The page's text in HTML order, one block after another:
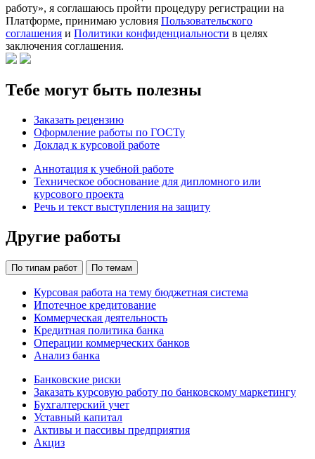
работу», я соглашаюсь пройти процедуру регистрации на
Платформе, принимаю условия Пользовательского
соглашения и Политики конфиденциальности в целях
заключения соглашения.
Тебе могут быть полезны
Заказать рецензию
Оформление работы по ГОСТу
Доклад к курсовой работе
Аннотация к учебной работе
Техническое обоснование для дипломного или
курсового проекта
Речь и текст выступления на защиту
Другие работы
По типам работ По темам
Курсовая работа на тему бюджетная система
Ипотечное кредитование
Коммерческая деятельность
Кредитная политика банка
Операции коммерческих банков
Анализ банка
Банковские риски
Заказать курсовую работу по банковскому маркетингу
Бухгалтерский учет
Уставный капитал
Активы и пассивы предприятия
Акциз